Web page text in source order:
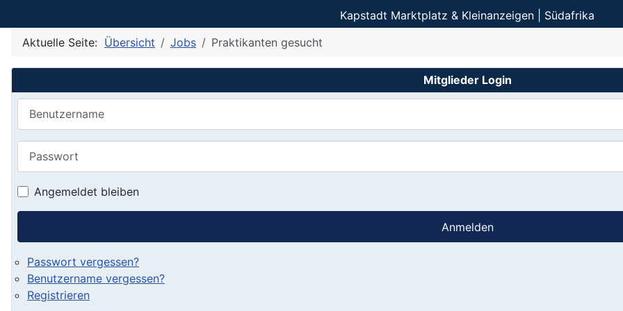
Kapstadt Marktplatz & Kleinanzeigen | Südafrika
Aktuelle Seite: Übersicht Jobs Praktikanten gesucht
Mitglieder Login
Angemeldet bleiben
Anmelden
Passwort vergessen?
Benutzername vergessen?
Registrieren